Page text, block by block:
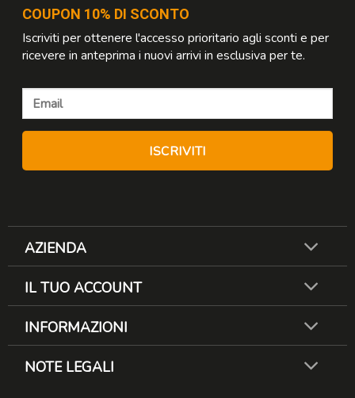
COUPON 10% DI SCONTO
Iscriviti per ottenere l'accesso prioritario agli sconti e per
ricevere in anteprima i nuovi arrivi in esclusiva per te.
AZIENDA
IL TUO ACCOUNT
INFORMAZIONI
NOTE LEGALI